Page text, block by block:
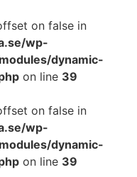
on false in
wp-
dynamic-
on line 39
on false in
wp-
dynamic-
on line 39